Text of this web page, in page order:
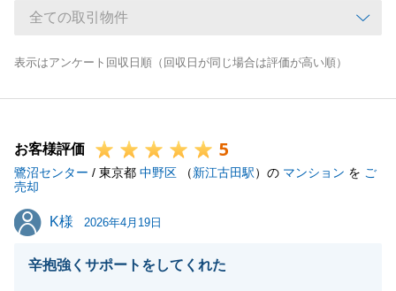
表示はアンケート回収日順（回収日が同じ場合は評価が高い順）
お客様評価 5
鷺沼センター / 東京都 中野区 （新江古田駅）の マンション を ご
売却
K様
K様 2026年4月19日
辛抱強くサポートをしてくれた